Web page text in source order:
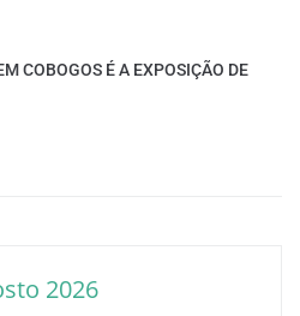
COBOGOS É A EXPOSIÇÃO DE
2026